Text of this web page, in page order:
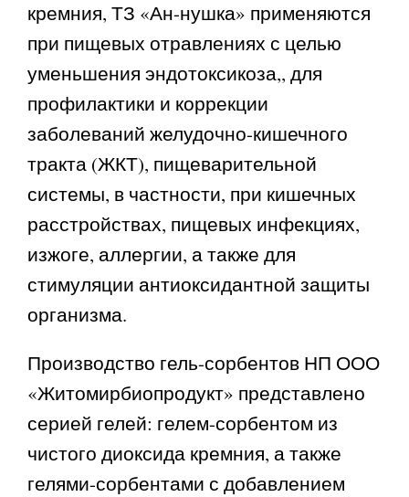
кремния, ТЗ «Ан-нушка» применяются
при пищевых отравлениях с целью
уменьшения эндотоксикоза,, для
профилактики и коррекции
заболеваний желудочно-кишечного
тракта (ЖКТ), пищеварительной
системы, в частности, при кишечных
расстройствах, пищевых инфекциях,
изжоге, аллергии, а также для
стимуляции антиоксидантной защиты
организма.
Производство гель-сорбентов НП ООО
«Житомирбиопродукт» представлено
серией гелей: гелем-сорбентом из
чистого диоксида кремния, а также
гелями-сорбентами с добавлением